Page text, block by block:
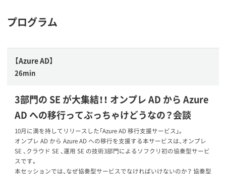
プログラム
【Azure AD】
26min
3部門の SE が大集結！！ オンプレ AD から Azure
AD への移行ってぶっちゃけどうなの？会談
10月に満を持してリリースした「Azure AD 移行支援サービス」。
オンプレ AD から Azure AD への移行を支援する本サービスは、オンプレ
SE 、クラウド SE 、運用 SE の技術3部門によるソフクリ初の協奏型サービ
スです。
本セッションでは、なぜ協奏型サービスでなければいけないのか？ 協奏型